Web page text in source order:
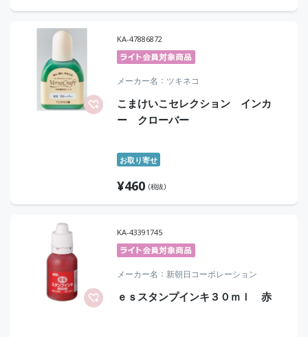
KA-47886872
メーカー名 ツキネコ
こまけいこセレクション インカ
ー クローバー
お取り寄せ
¥460 (税抜)
KA-43391745
メーカー名 新朝日コーポレーション
ｅｓスタンプインキ３０ｍｌ 赤